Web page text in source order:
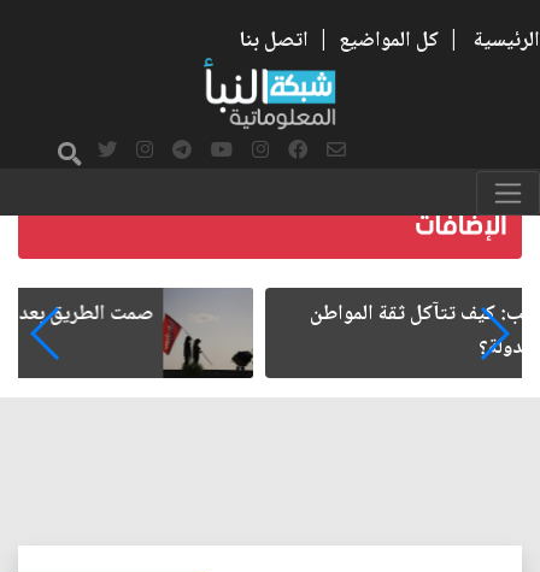
الرئيسية | كل المواضيع | اتصل بنا
صمت الطريق بعد الأربعين